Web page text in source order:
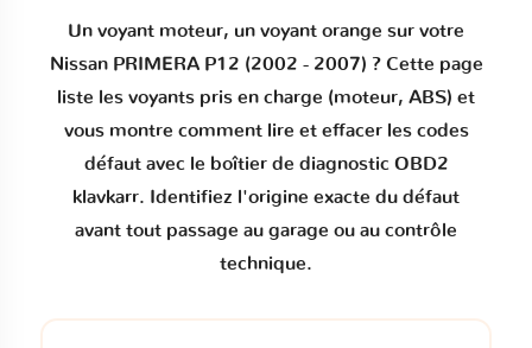
Un voyant moteur, un voyant orange sur votre
Nissan PRIMERA P12 (2002 - 2007) ? Cette page
liste les voyants pris en charge (moteur, ABS) et
vous montre comment lire et effacer les codes
défautavec le boîtier de diagnostic OBD2
klavkarr. Identifiez l'origine exacte du défaut
avant tout passage au garage ou au contrôle
technique.